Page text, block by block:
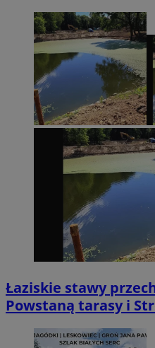
Łaziskie stawy
Powstaną tarasy i